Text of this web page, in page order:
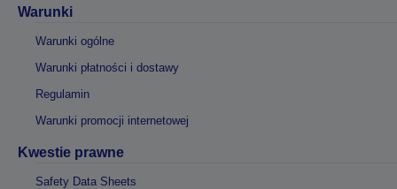
Warunki
Warunki ogólne
Warunki płatności i dostawy
Regulamin
Warunki promocji internetowej
Kwestie prawne
Safety Data Sheets